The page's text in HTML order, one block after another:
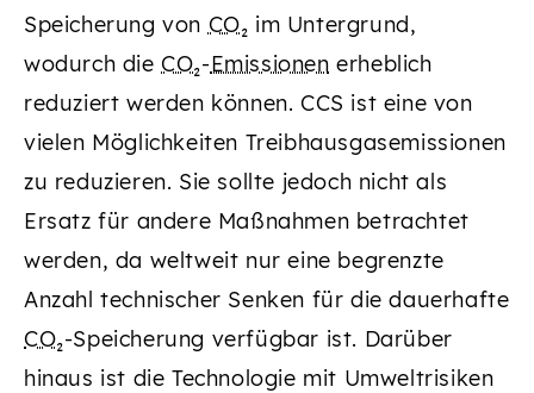
Speicherung von CO₂ im Untergrund,
wodurch dieCO₂-Emissionen erheblich
reduziert werden können. CCS ist eine von
vielen Möglichkeiten Treibhausgasemissionen
zu reduzieren. Sie sollte jedoch nicht als
Ersatz für andere Maßnahmen betrachtet
werden, da weltweit nur eine begrenzte
Anzahl technischer Senken für die dauerhafte
CO₂-Speicherung verfügbar ist. Darüber
hinaus ist die Technologie mit Umweltrisiken